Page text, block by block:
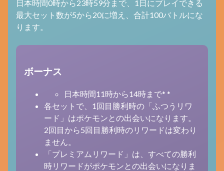
日本時間0時から23時59分まで、1日にプレイできる
最大セット数が5から20に増え、合計100バトルにな
ります。
ボーナス
日本時間11時から14時まで* *
各セットで、1回目勝利時の「ふつうリワ
ード」はポケモンとの出会いになります。
2回目から5回目勝利時のリワードは変わり
ません。
「プレミアムリワード」は、すべての勝利
時リワードがポケモンとの出会いになりま